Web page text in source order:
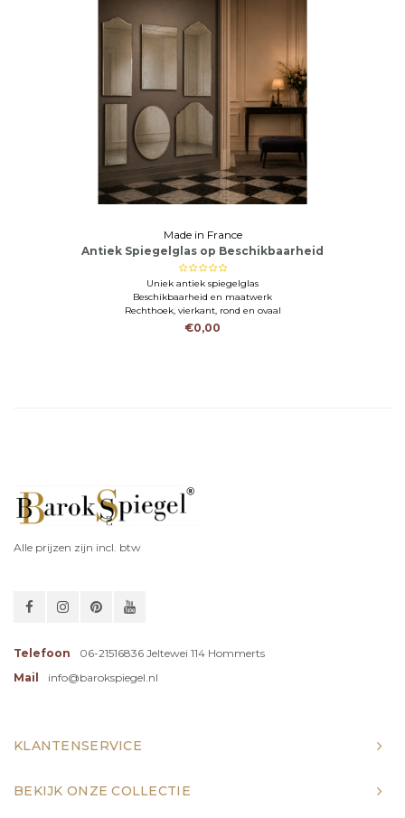
Made in France
Antiek Spiegelglas op Beschikbaarheid
Uniek antiek spiegelglas
Beschikbaarheid en maatwerk
Rechthoek, vierkant, rond en ovaal
€0,00
Alle prijzen zijn incl. btw
Telefoon
06-21516836 Jeltewei 114 Hommerts
Mail
info@barokspiegel.nl
KLANTENSERVICE
BEKIJK ONZE COLLECTIE